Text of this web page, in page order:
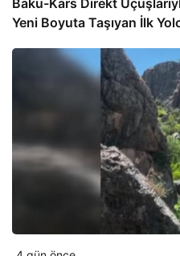
Yeni Boyuta Taşıyan İlk